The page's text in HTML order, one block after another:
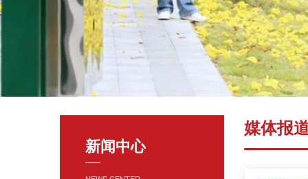
新闻中心
媒体报